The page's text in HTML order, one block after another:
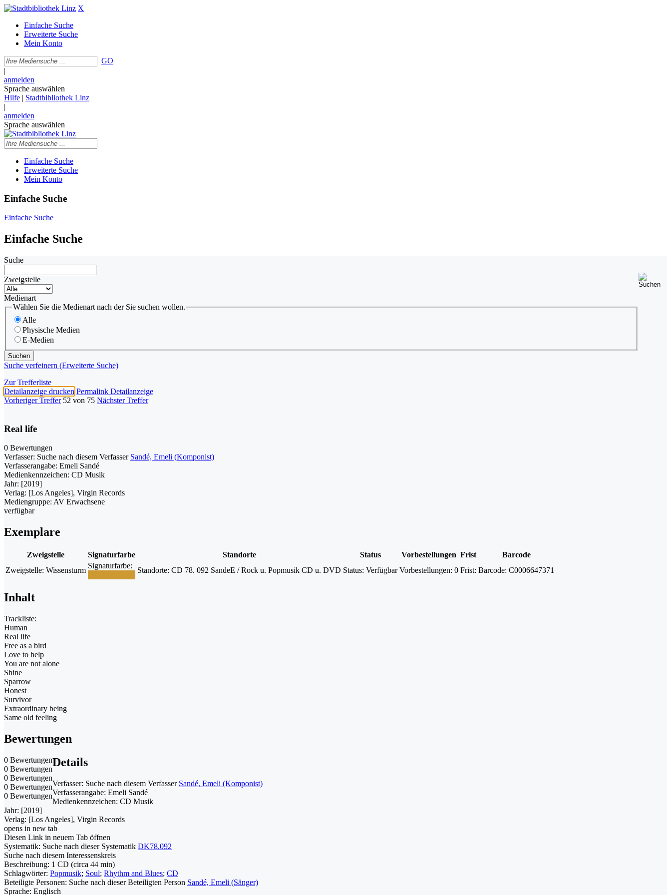
X
Einfache Suche
Erweiterte Suche
Mein Konto
GO
|
anmelden
Sprache auswählen
Hilfe | Stadtbibliothek Linz
|
anmelden
Sprache auswählen
Einfache Suche
Erweiterte Suche
Mein Konto
Einfache Suche
Einfache Suche
Einfache Suche
Suche
Zweigstelle
Medienart
Wählen Sie die Medienart nach der Sie suchen wollen.
Alle
Physische Medien
E-Medien
Suche verfeinern (Erweiterte Suche)
Zur Trefferliste
Detailanzeige drucken Permalink Detailanzeige
Vorheriger Treffer 52 von 75 Nächster Treffer
Real life
0 Bewertungen
Verfasser: Suche nach diesem Verfasser Sandé, Emeli (Komponist)
Verfasserangabe: Emeli Sandé
Medienkennzeichen: CD Musik
Jahr: [2019]
Verlag: [Los Angeles], Virgin Records
Mediengruppe: AV Erwachsene
verfügbar
Exemplare
Zweigstelle Signaturfarbe Standorte Status Vorbestellungen Frist
Barcode
Zweigstelle: Wissensturm
Signaturfarbe:
Standorte: CD 78. 092 SandeE / Rock u. Popmusik CD u. DVD Status: Verfügbar Vorbestellungen: 0 Frist: Barcode: C0006647371
Inhalt
Trackliste:
Human
Real life
Free as a bird
Love to help
You are not alone
Shine
Sparrow
Honest
Survivor
Extraordinary being
Same old feeling
Bewertungen
0 Bewertungen
0 Bewertungen
0 Bewertungen
0 Bewertungen
0 Bewertungen
Details
Verfasser: Suche nach diesem Verfasser Sandé, Emeli (Komponist)
Verfasserangabe: Emeli Sandé
Medienkennzeichen: CD Musik
Jahr: [2019]
Verlag: [Los Angeles], Virgin Records
opens in new tab
Diesen Link in neuem Tab öffnen
Systematik: Suche nach dieser Systematik DK78.092
Suche nach diesem Interessenskreis
Beschreibung: 1 CD (circa 44 min)
Schlagwörter: Popmusik; Soul; Rhythm and Blues; CD
Beteiligte Personen: Suche nach dieser Beteiligten Person Sandé, Emeli (Sänger)
Sprache: Englisch